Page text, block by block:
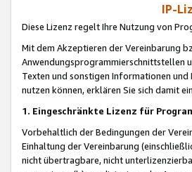
IP-
Diese Lizenz regelt Ihre Nutzung von
Mit dem Akzeptieren der Vereinbarung
Anwendungsprogrammierschnittstellen
Texten und sonstigen Informationen
nutzen können, erklären Sie sich damit
1. Eingeschränkte Lizenz für
Vorbehaltlich der Bedingungen der
Einhaltung der Vereinbarung
nicht übertragbare, nicht